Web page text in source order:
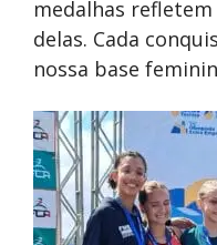
medalhas
delas. Cada
nossa base